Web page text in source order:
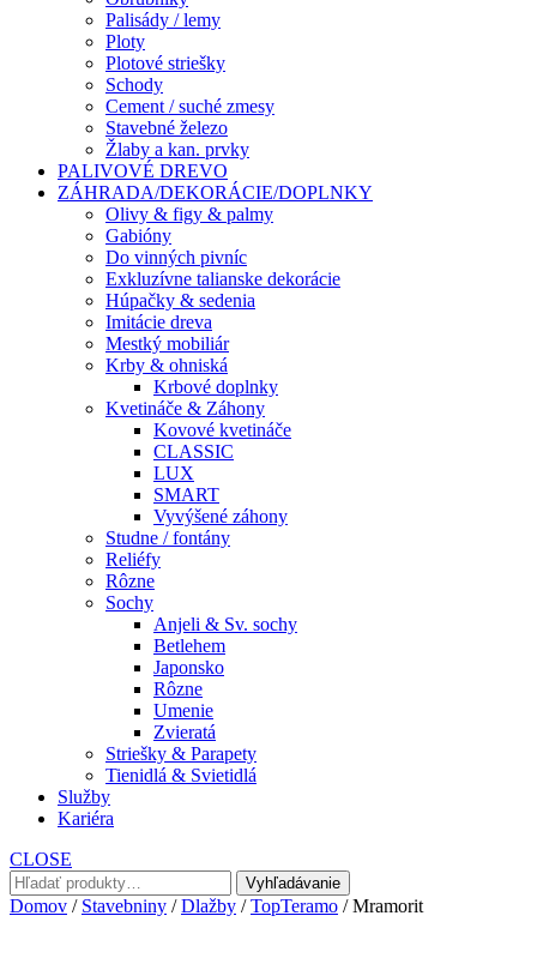
Palisády / lemy
Ploty
Plotové striešky
Schody
Cement / suché zmesy
Stavebné železo
Žlaby a kan. prvky
PALIVOVÉ DREVO
ZÁHRADA/DEKORÁCIE/DOPLNKY
Olivy & figy & palmy
Gabióny
Do vinných pivníc
Exkluzívne talianske dekorácie
Húpačky & sedenia
Imitácie dreva
Mestký mobiliár
Krby & ohniská
Krbové doplnky
Kvetináče & Záhony
Kovové kvetináče
CLASSIC
LUX
SMART
Vyvýšené záhony
Studne / fontány
Reliéfy
Rôzne
Sochy
Anjeli & Sv. sochy
Betlehem
Japonsko
Rôzne
Umenie
Zvieratá
Striešky & Parapety
Tienidlá & Svietidlá
Služby
Kariéra
CLOSE
Hľadať:
Vyhľadávanie
Domov / Stavebniny /Dlažby /TopTeramo / Mramorit